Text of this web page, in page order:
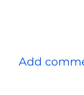
Add